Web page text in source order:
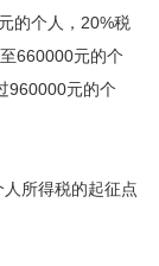
的个人，20%税
660000元的个
960000元的个
所得税的起征点